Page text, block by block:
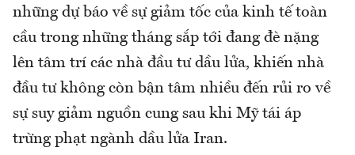
những dự báo về sự giảm tốc của kinh tế toàn
cầu trong những tháng sắp tới đang đè nặng
lên tâm trí các nhà đầu tư dầu lửa, khiến nhà
đầu tư không còn bận tâm nhiều đến rủi ro về
sự suy giảm nguồn cung sau khi Mỹ tái áp
trừng phạt ngành dầu lửa Iran.